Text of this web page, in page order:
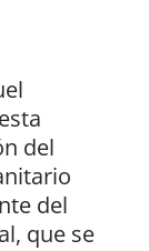
del
del
que se